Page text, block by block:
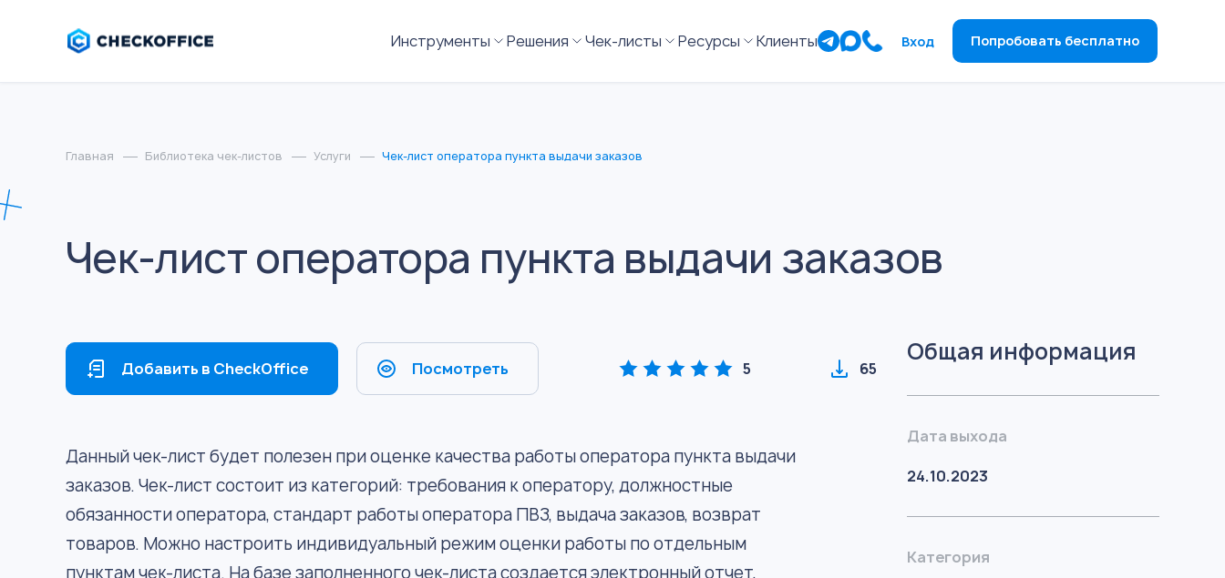
Инструменты Решения Чек-листы Ресурсы Клиенты Вход Попробовать бесплатно
Главная Библиотека чек-листов Услуги Чек-лист оператора пункта выдачи заказов
Чек-лист оператора пункта выдачи заказов
Добавить в CheckOffice Посмотреть 5 65
Общая информация
Дата выхода
24.10.2023
Категория
Данный чек-лист будет полезен при оценке качества работы оператора пункта выдачи
заказов. Чек-лист состоит из категорий: требования к оператору, должностные
обязанности оператора, стандарт работы оператора ПВЗ, выдача заказов, возврат
товаров. Можно настроить индивидуальный режим оценки работы по отдельным
пунктам чек-листа. На базе заполненного чек-листа создается электронный отчет,